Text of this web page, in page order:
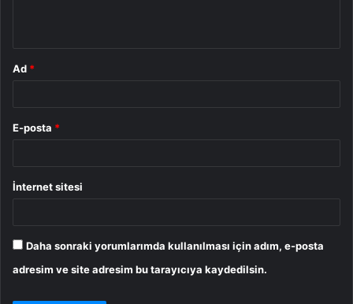
Ad *
E-posta *
İnternet sitesi
Daha sonraki yorumlarımda kullanılması için adım, e-posta
adresim ve site adresim bu tarayıcıya kaydedilsin.